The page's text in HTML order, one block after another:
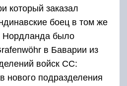
который заказал
боец в том же
Нордланда было
в Баварии из
войск СС:
нового подразделения